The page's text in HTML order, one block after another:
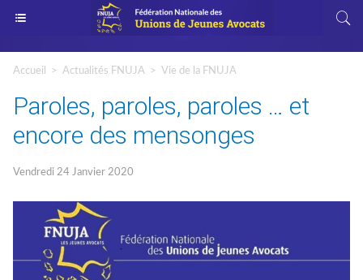
Accueil > Actualités FNUJA > Vie de la FNUJA
Paroles, paroles, paroles … et
encore des mensonges
Vendredi 24 Janvier 2020